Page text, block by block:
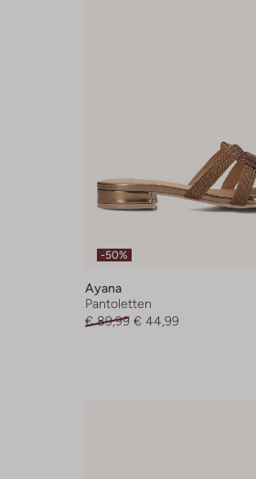
-50%
Ayana
Pantoletten
€ 89,99 € 44,99